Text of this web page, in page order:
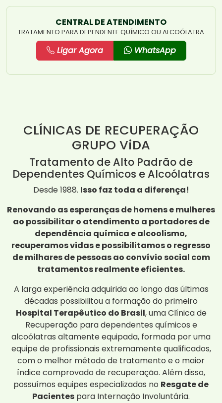
CENTRAL DE ATENDIMENTO
TRATAMENTO PARA DEPENDENTE QUÍMICO OU ALCOÓLATRA
Ligar Agora WhatsApp
CLÍNICAS DE RECUPERAÇÃO
GRUPO ViDA
Tratamento de Alto Padrão de
Dependentes Químicos e Alcoólatras
Desde 1988. Isso faz toda a diferença!
Renovando as esperanças de homens e mulheres
ao possibilitar o atendimento a portadores de
dependência química e alcoolismo,
recuperamos vidas e possibilitamos o regresso
de milhares de pessoas ao convívio social com
tratamentos realmente eficientes.
A larga experiência adquirida ao longo das últimas
décadas possibilitou a formação do primeiro
Hospital Terapêutico do Brasil, uma Clínica de
Recuperação para dependentes químicos e
alcoólatras altamente equipada, formada por uma
equipe de profissionais extremamente qualificados,
com o melhor método de tratamento e o maior
índice comprovado de recuperação. Além disso,
possuímos equipes especializadas no Resgate de
Pacientes para Internação Involuntária.